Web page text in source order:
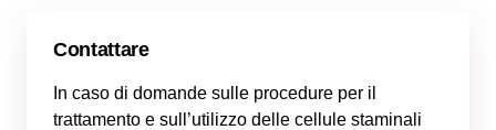
Contattare
In caso di domande sulle procedure per il
trattamento e sull’utilizzo delle cellule staminali